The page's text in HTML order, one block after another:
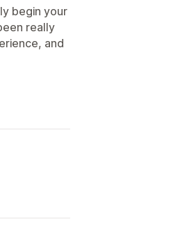
begin your
really
and